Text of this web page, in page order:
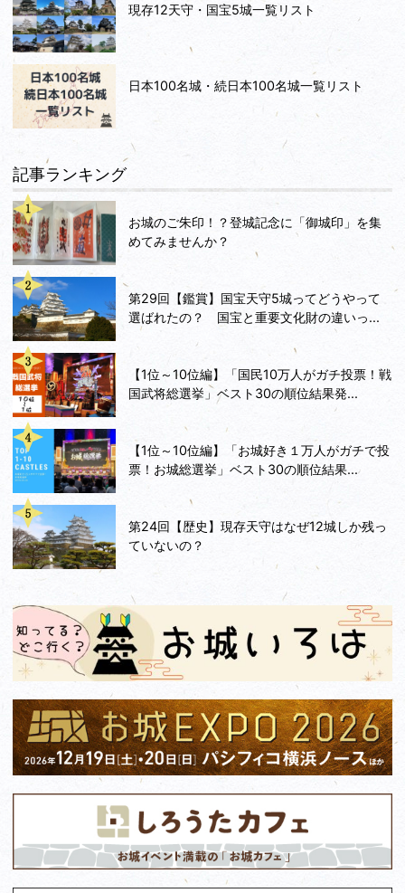
現存12天守・国宝5城一覧リスト
日本100名城・続日本100名城一覧リスト
記事ランキング
お城のご朱印！？登城記念に「御城印」を集
めてみませんか？
第29回【鑑賞】国宝天守5城ってどうやって
選ばれたの？ 国宝と重要文化財の違いっ...
【1位～10位編】「国民10万人がガチ投票！戦
国武将総選挙」ベスト30の順位結果発...
【1位～10位編】「お城好き１万人がガチで投
票！お城総選挙」ベスト30の順位結果...
第24回【歴史】現存天守はなぜ12城しか残っ
ていないの？